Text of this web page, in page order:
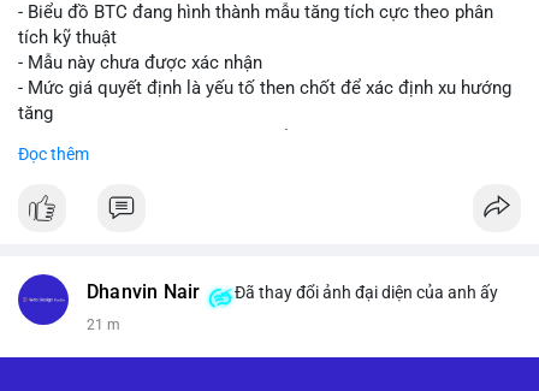
- Biểu đồ BTC đang hình thành mẫu tăng tích cực theo phân
tích kỹ thuật
- Mẫu này chưa được xác nhận
- Mức giá quyết định là yếu tố then chốt để xác định xu hướng
tăng
#vlikevn #titanbot
Đọc thêm
Dhanvin Nair Đã thay đổi ảnh đại diện của anh ấy
21 m